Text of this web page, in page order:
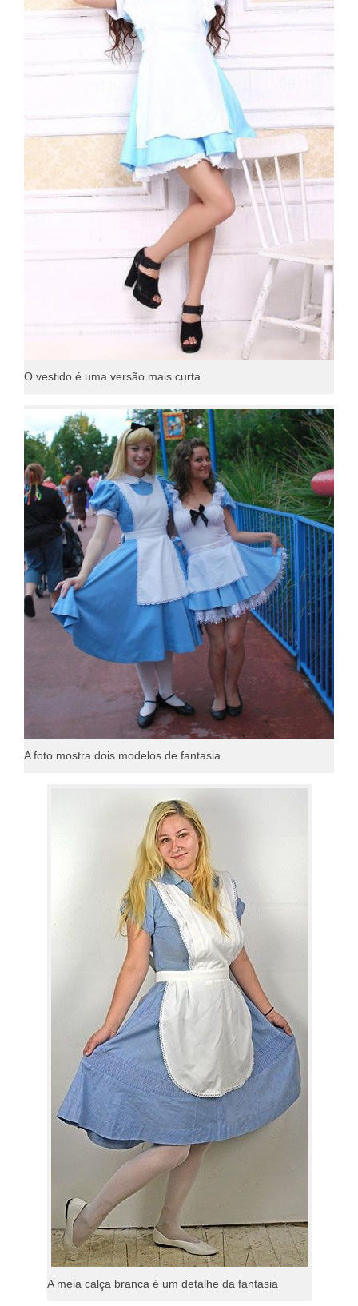
O vestido é uma versão mais curta
A foto mostra dois modelos de fantasia
A meia calça branca é um detalhe da fantasia